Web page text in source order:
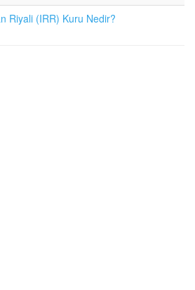
Riyali (IRR) Kuru Nedir?